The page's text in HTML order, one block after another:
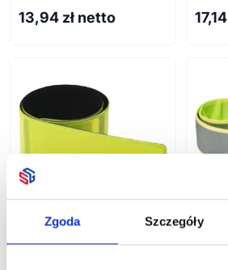
Zgoda Szczegóły
Wyposażenie wnętrz
Plażowe
Podróżne
Pozostałe
Pozostałe
Książkowe
Ścienne
Gadżety okolicznościowe
Boże Narodzenie
Poligrafia
13,94 zł netto 17,14